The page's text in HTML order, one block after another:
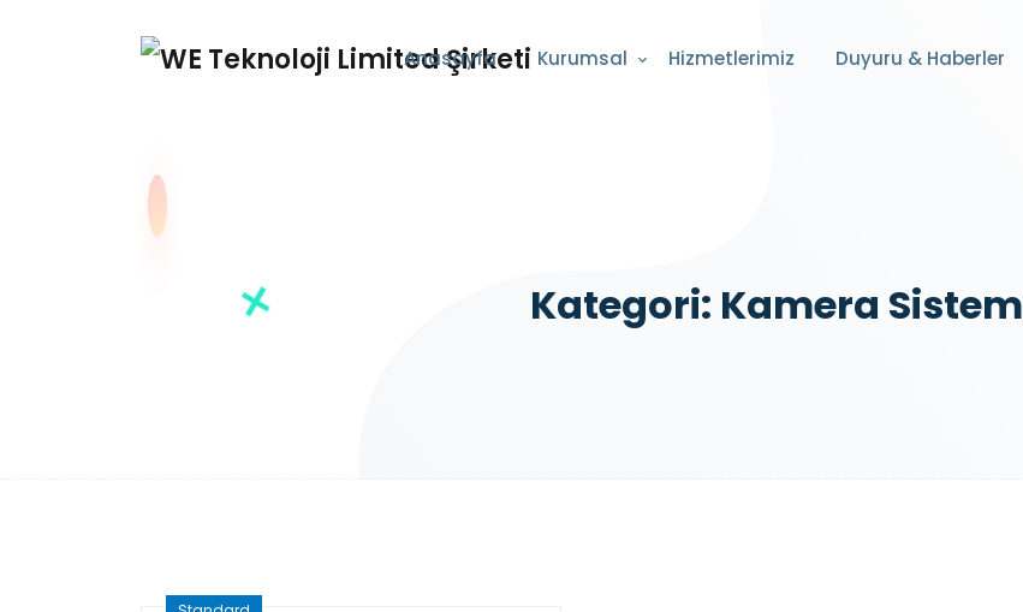
Anasayfa Kurumsal Hizmetlerimiz Duyuru & Haberler
Kategori: Kamera